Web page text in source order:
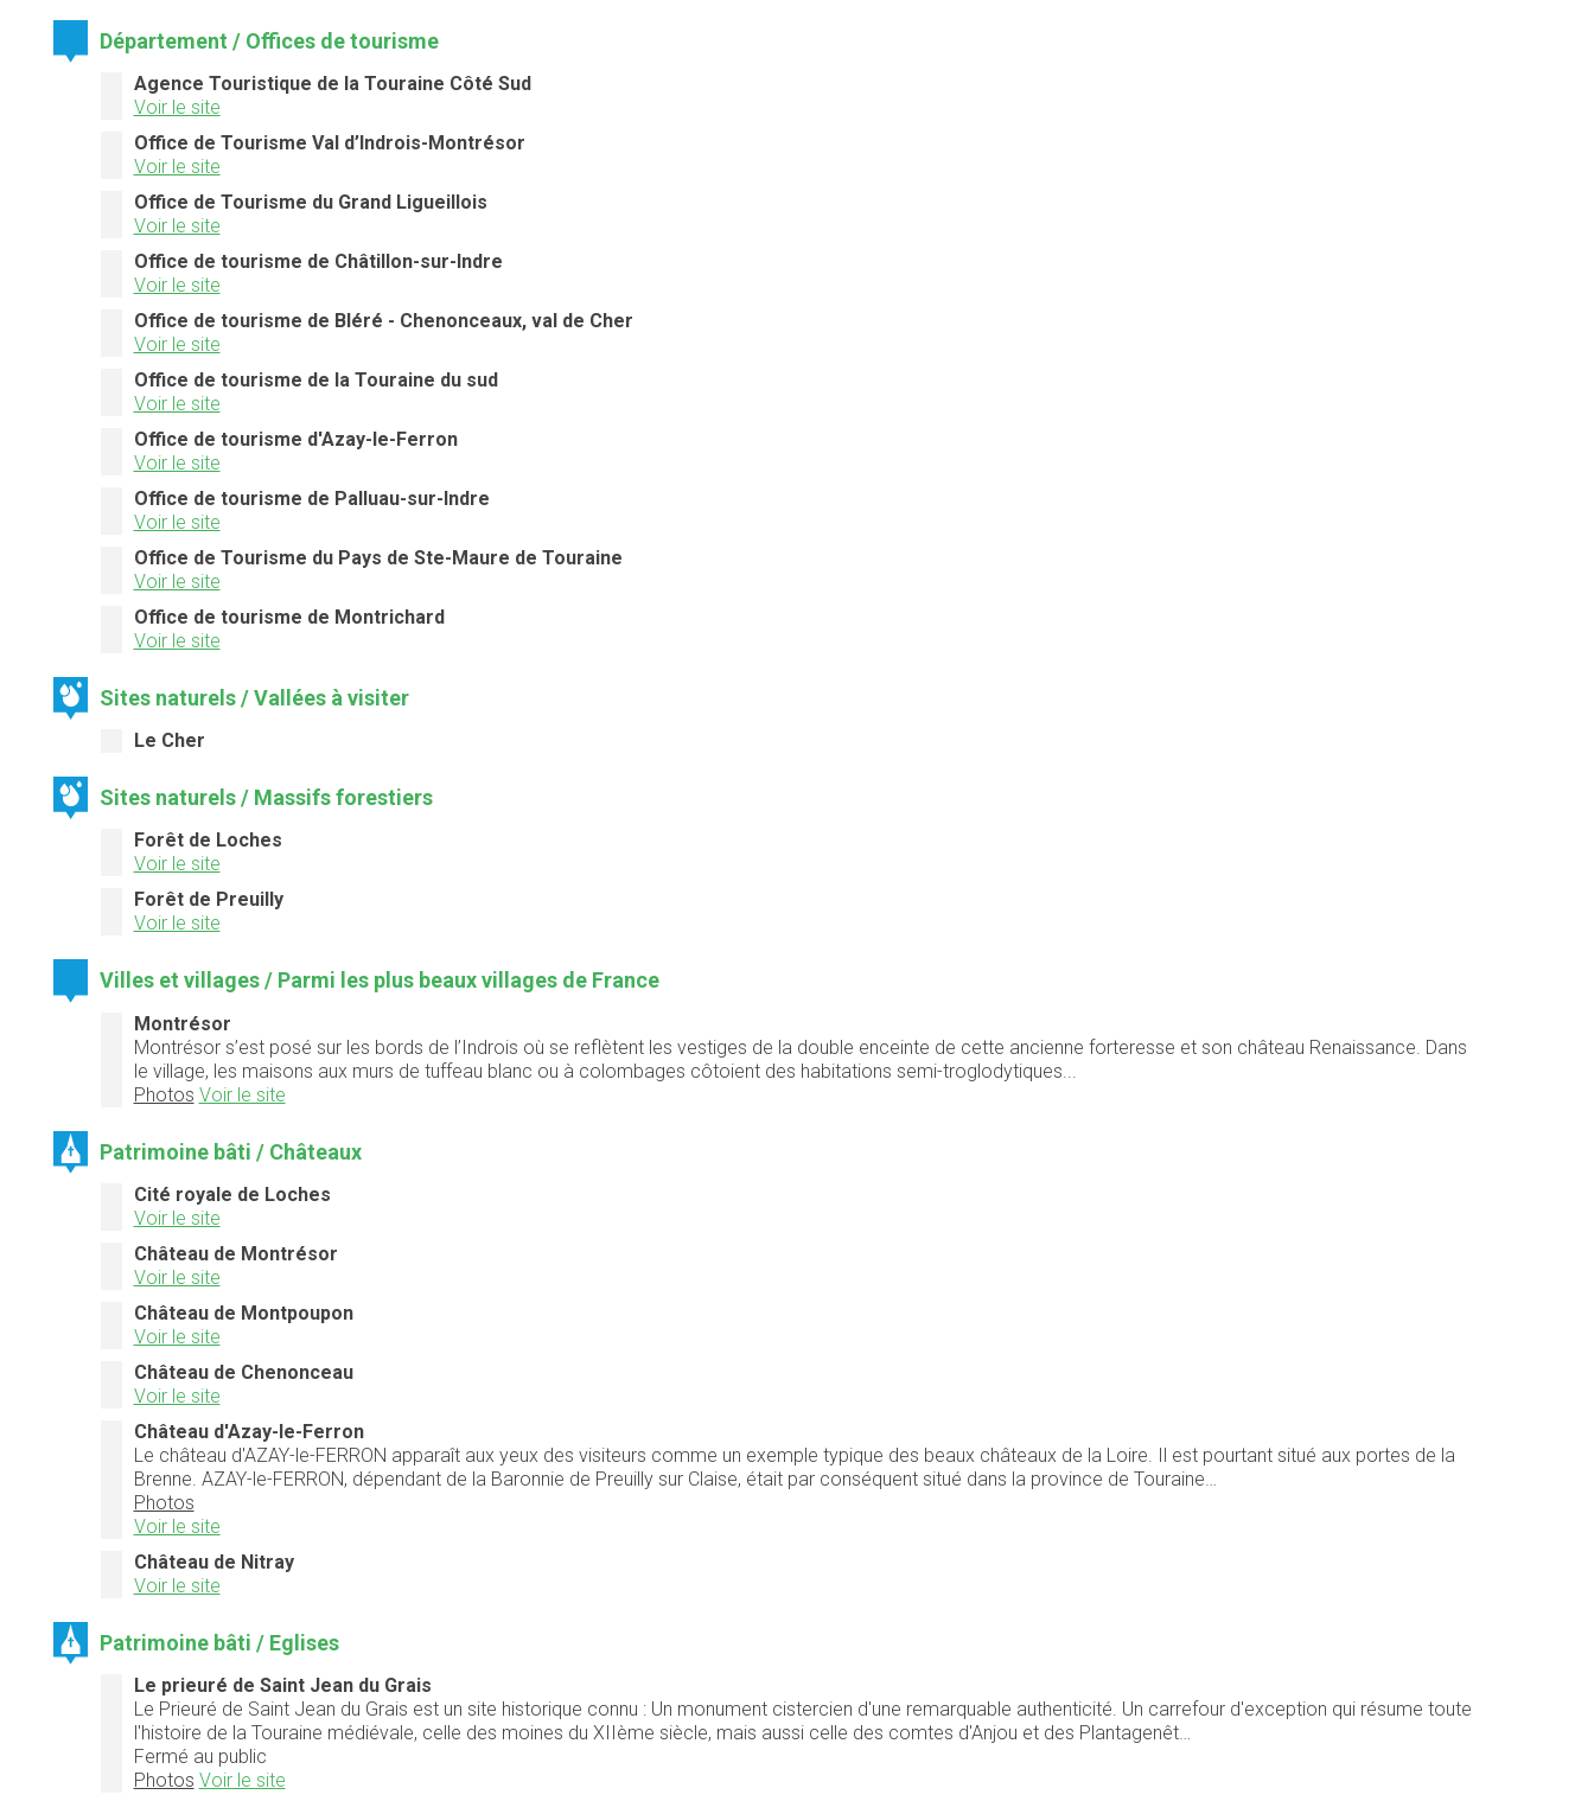
Département / Offices de tourisme
Agence Touristique de la Touraine Côté Sud
Voir le site
Office de Tourisme Val d’Indrois-Montrésor
Voir le site
Office de Tourisme du Grand Ligueillois
Voir le site
Office de tourisme de Châtillon-sur-Indre
Voir le site
Office de tourisme de Bléré - Chenonceaux, val de Cher
Voir le site
Office de tourisme de la Touraine du sud
Voir le site
Office de tourisme d'Azay-le-Ferron
Voir le site
Office de tourisme de Palluau-sur-Indre
Voir le site
Office de Tourisme du Pays de Ste-Maure de Touraine
Voir le site
Office de tourisme de Montrichard
Voir le site
Sites naturels / Vallées à visiter
Le Cher
Sites naturels / Massifs forestiers
Forêt de Loches
Voir le site
Forêt de Preuilly
Voir le site
Villes et villages / Parmi les plus beaux villages de France
Montrésor
Montrésor s’est posé sur les bords de l’Indrois où se reflètent les vestiges de la double enceinte de cette ancienne forteresse et son château Renaissance. Dans
le village, les maisons aux murs de tuffeau blanc ou à colombages côtoient des habitations semi-troglodytiques...
Photos Voir le site
Patrimoine bâti / Châteaux
Cité royale de Loches
Voir le site
Château de Montrésor
Voir le site
Château de Montpoupon
Voir le site
Château de Chenonceau
Voir le site
Château d'Azay-le-Ferron
Le château d'AZAY-le-FERRON apparaît aux yeux des visiteurs comme un exemple typique des beaux châteaux de la Loire. Il est pourtant situé aux portes de la
Brenne. AZAY-le-FERRON, dépendant de la Baronnie de Preuilly sur Claise, était par conséquent situé dans la province de Touraine…
Photos
Voir le site
Château de Nitray
Voir le site
Patrimoine bâti / Eglises
Le prieuré de Saint Jean du Grais
Le Prieuré de Saint Jean du Grais est un site historique connu : Un monument cistercien d'une remarquable authenticité. Un carrefour d'exception qui résume toute
l'histoire de la Touraine médiévale, celle des moines du XIIème siècle, mais aussi celle des comtes d'Anjou et des Plantagenêt…
Fermé au public
Photos Voir le site